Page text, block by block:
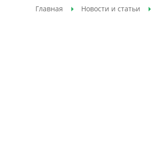
Главная Новости и статьи